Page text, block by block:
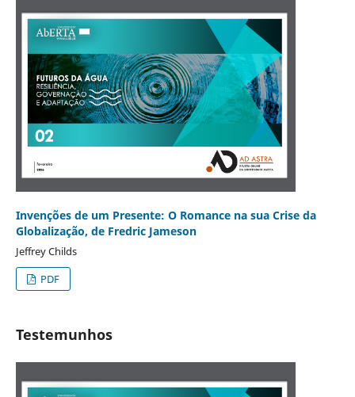
Invenções de um Presente: O Romance na sua Crise da
Globalização, de Fredric Jameson
Jeffrey Childs
PDF
Testemunhos